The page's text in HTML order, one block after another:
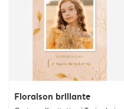
Floraison brillante